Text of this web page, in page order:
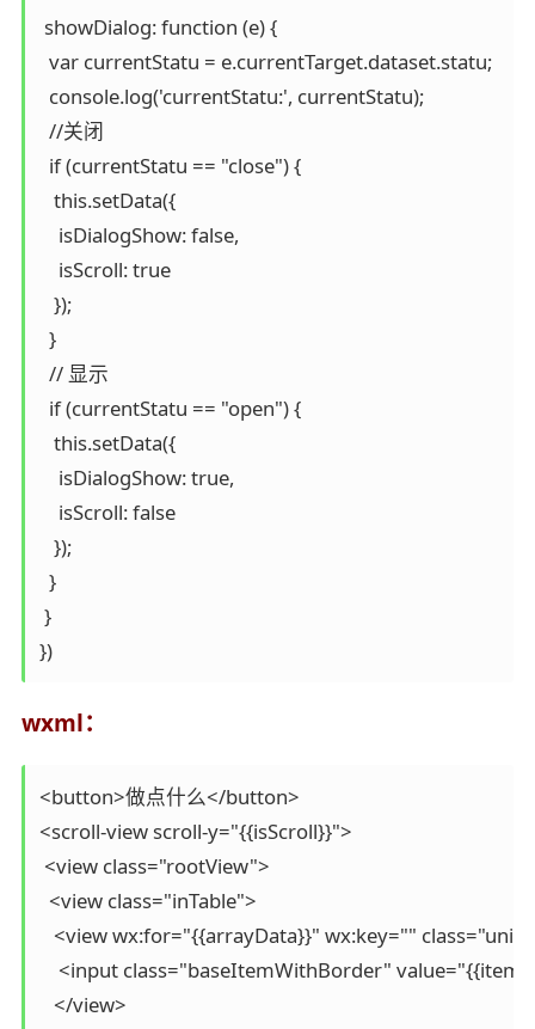
showDialog: function (e) {
  var currentStatu = e.currentTarget.dataset.statu;
  console.log('currentStatu:', currentStatu);
  //关闭
  if (currentStatu == "close") {
   this.setData({
    isDialogShow: false,
    isScroll: true
   });
  }
  // 显示
  if (currentStatu == "open") {
   this.setData({
    isDialogShow: true,
    isScroll: false
   });
  }
}
})
wxml：
<button>做点什么</button>
<scroll-view scroll-y="{{isScroll}}">
<view class="rootView">
  <view class="inTable">
<view wx:for="{{arrayData}}" wx:key=""
<input class="baseItemWithBorder"
   </view>